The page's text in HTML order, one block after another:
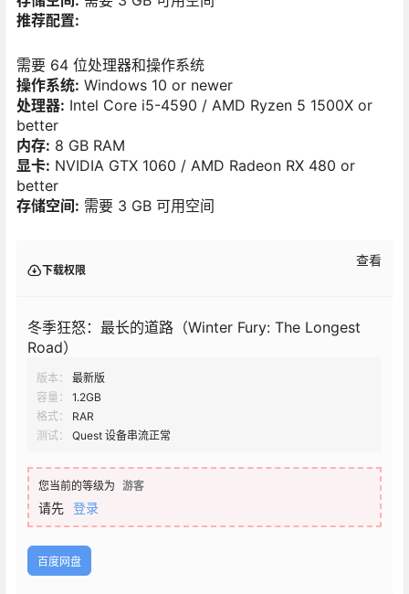
推荐配置:
需要 64 位处理器和操作系统
操作系统: Windows 10 or newer
处理器: Intel Core i5-4590 / AMD Ryzen 5 1500X or
better
内存: 8 GB RAM
显卡: NVIDIA GTX 1060 / AMD Radeon RX 480 or
better
存储空间: 需要 3 GB 可用空间
下载权限
查看
冬季狂怒：最长的道路（Winter Fury: The Longest
Road）
版本：
最新版
容量：
1.2GB
格式：
RAR
测试：
Quest 设备串流正常
您当前的等级为 游客
请先 登录
百度网盘